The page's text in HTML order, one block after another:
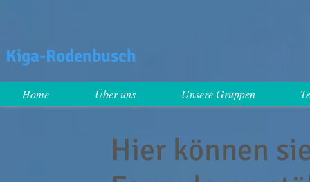
Kiga-Rodenbusch
Home Über uns Unsere Gruppen
Hier können